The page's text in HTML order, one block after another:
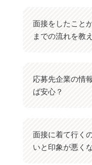
面接をしたこと
までの流れを教
応募先企業の情
ば安心？
面接に着て行く
いと印象が悪く